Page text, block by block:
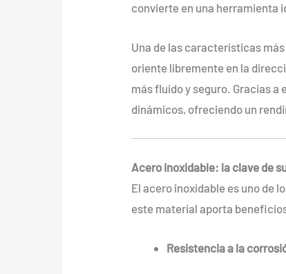
convierte en una herramienta
Una de las características
oriente libremente en la
más fluido y seguro. Gracias
dinámicos, ofreciendo un
Acero inoxidable: la clave de
El acero inoxidable es uno de
este material aporta
Resistencia a la